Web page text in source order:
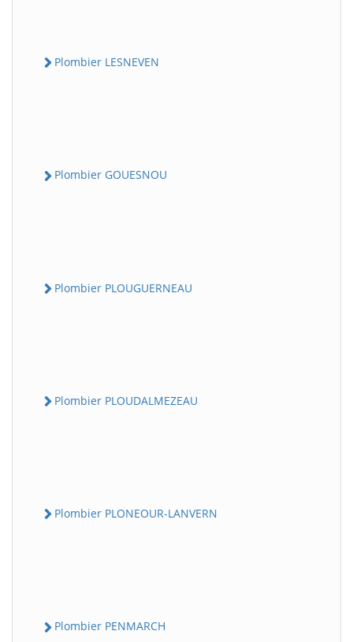
Plombier LESNEVEN
Plombier GOUESNOU
Plombier PLOUGUERNEAU
Plombier PLOUDALMEZEAU
Plombier PLONEOUR-LANVERN
Plombier PENMARCH